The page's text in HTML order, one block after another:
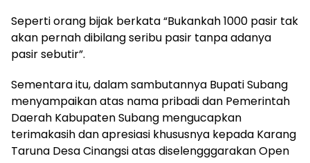
Seperti orang bijak berkata “Bukankah 1000 pasir tak
akan pernah dibilang seribu pasir tanpa adanya
pasir sebutir”.
Sementara itu, dalam sambutannya Bupati Subang
menyampaikan atas nama pribadi dan Pemerintah
Daerah Kabupaten Subang mengucapkan
terimakasih dan apresiasi khususnya kepada Karang
Taruna Desa Cinangsi atas diselengggarakan Open